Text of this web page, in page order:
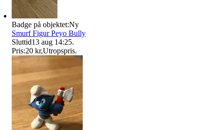
Badge på objektet:Ny
Smurf Figur Peyo Bully
Sluttid13 aug 14:25.
Pris:20 kr,Utropspris.